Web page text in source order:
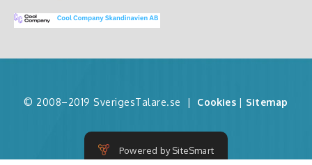
© 2008–2019 SverigesTalare.se | Cookies | Sitemap
Powered by SiteSmart